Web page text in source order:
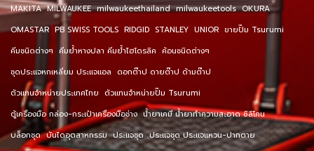
MAKITA MILWAUKEE milwaukeethailand milwaukeetools OKURA
OMASTAR PB SWISS TOOLS RIDGID STANLEY UNIOR ขายปั๊ม Tsurumi
คีมชนิดต่างๆ คีมย้ำหางปลา คีมย้ำไฮโดรลิค ค้อนชนิดต่างๆ
ชุดประแจหกเหลี่ยม ประแจแอล ดอกต๊าป ดายต๊าป ด้ามต๊าป
ตัวแทนจำหน่ายประเทศไทย ตัวแทนจำหน่ายปั๊ม Tsurumi
ตู้เครื่องมือ กล่อง-กระเป๋าเครื่องมือช่าง น้ำยาเคมี น้ำยาทำความสะอาด ซิลิโคน
บล็อกชุด บันไดอุตสาหกรรม ประแจชุด ประแจชุด ประแจแหวน-ปากตาย